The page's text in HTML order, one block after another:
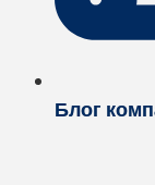
Блог